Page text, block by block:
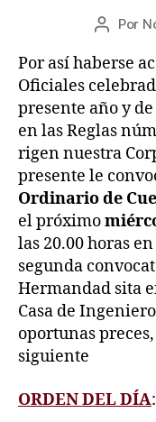
Por
Por así haberse
Oficiales
presente año y
en las Reglas
rigen nuestra
presente le
Ordinario de
el próximo
las 20.00 horas
segunda
Hermandad sita
Casa de
oportunas
siguiente
ORDEN DEL DÍA: